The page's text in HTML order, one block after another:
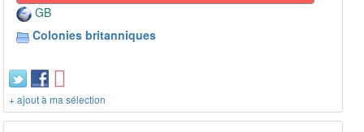
GB
Colonies britanniques
+ ajout à ma sélection